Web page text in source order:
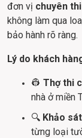
đơn vị chuyên
không làm qua
bảo hành rõ ràng.
Lý do khách
👷 Thợ thi
nhà ở miền
🔍 Khảo
từng loại